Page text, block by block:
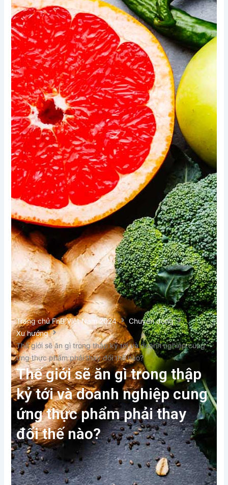
Xem thêm
Trang chủ FnB Việt Nam 2024
Chuyển động
Xu hướng
Thế giới sẽ ăn gì trong thập kỷ tới và doanh nghiệp cung
ứng thực phẩm phải thay đổi thế nào?
Thế giới sẽ ăn gì trong thập
kỷ tới và doanh nghiệp cung
ứng thực phẩm phải thay
đổi thế nào?